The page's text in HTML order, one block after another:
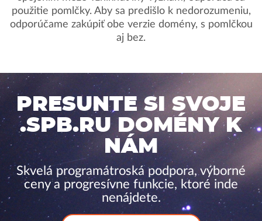
použitie pomlčky. Aby sa predišlo k nedorozumeniu,
odporúčame zakúpiť obe verzie domény, s pomlčkou
aj bez.
PRESUNTE SI SVOJE
.SPB.RU DOMÉNY K
NÁM
Skvelá programátroská podpora, výborné
ceny a progresívne funkcie, ktoré inde
nenájdete.